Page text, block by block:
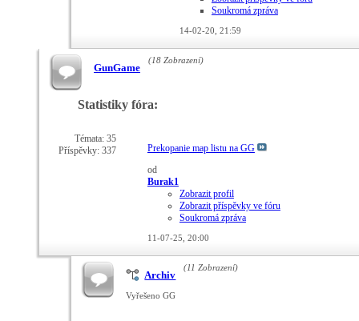
Soukromá zpráva
14-02-20, 21:59
GunGame
(18 Zobrazení)
Statistiky fóra:
Témata: 35
Příspěvky: 337
Prekopanie map listu na GG
od
Burak1
Zobrazit profil
Zobrazit příspěvky ve fóru
Soukromá zpráva
11-07-25, 20:00
Archiv
(11 Zobrazení)
Vyřešeno GG